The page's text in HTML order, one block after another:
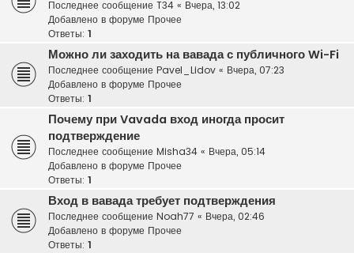
Последнее сообщение T34 « Вчера, 13:02
Добавлено в форуме Прочее
Ответы: 1
Можно ли заходить на вавада с публичного Wi-Fi
Последнее сообщение Pavel_Lidov « Вчера, 07:23
Добавлено в форуме Прочее
Ответы: 1
Почему при Vavada вход иногда просит
подтверждение
Последнее сообщение Misha34 « Вчера, 05:14
Добавлено в форуме Прочее
Ответы: 1
Вход в вавада требует подтверждения
Последнее сообщение Noah77 « Вчера, 02:46
Добавлено в форуме Прочее
Ответы: 1